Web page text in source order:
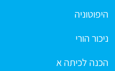
היפוטוניה
ניכור הורי
הכנה לכיתה א